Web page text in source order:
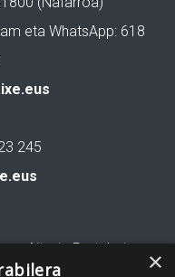
eta WhatsApp: 618
245
Aitortu Partekatu ×